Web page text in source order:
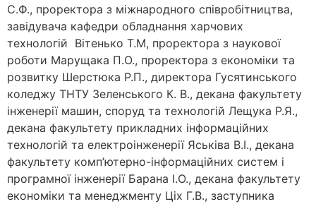
С.Ф., проректора з міжнародного співробітництва,
завідувача кафедри обладнання харчових
технологій Вітенько Т.М, проректора з наукової
роботи Марущака П.О., проректора з економіки та
розвитку Шерстюка Р.П., директора Гусятинського
коледжу ТНТУ Зеленського К. В., декана факультету
інженерії машин, споруд та технологій Лещука Р.Я.,
декана факультету прикладних інформаційних
технологій та електроінженерії Яськіва В.І., декана
факультету комп’ютерно-інформаційних систем і
програмної інженерії Барана І.О., декана факультету
економіки та менеджменту Ціх Г.В., заступника